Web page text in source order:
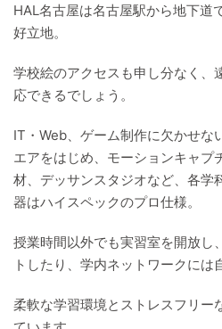
HAL名古屋は名古屋駅から地下道
好立地。
学校絵のアクセスも申し分なく、
応できるでしょう。
IT・Web、ゲーム制作に欠かせな
エアをはじめ、モーションキャプ
材、デッサンスタジオなど、各学
器はハイスペックのプロ仕様。
授業時間以外でも実習室を開放し
トしたり、学内ネットワークには
柔軟な学習環境とストレスフリー